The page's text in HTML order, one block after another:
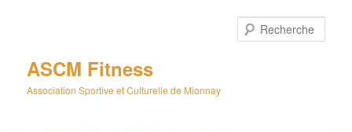
ASCM Fitness
Association Sportive et Culturelle de Mionnay